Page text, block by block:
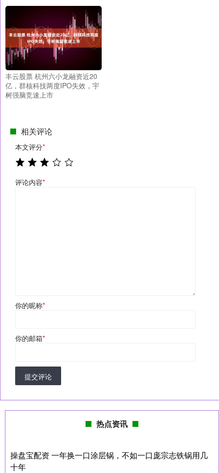
丰云股票 杭州六小龙融资近20
亿，群核科技两度IPO失效，宇
树强脑竞速上市
相关评论
本文评分*
评论内容*
你的昵称*
你的邮箱*
提交评论
热点资讯
操盘宝配资 一年换一口涂层锅，不如一口庞宗志铁锅用几
十年